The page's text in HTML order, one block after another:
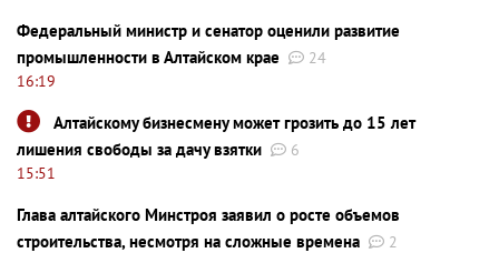
Федеральный министр и сенатор оценили развитие
промышленности в Алтайском крае
24
16:19
Алтайскому бизнесмену может грозить до 15 лет
лишения свободы за дачу взятки
6
15:51
Глава алтайского Минстроя заявил о росте объемов
строительства, несмотря на сложные времена
2